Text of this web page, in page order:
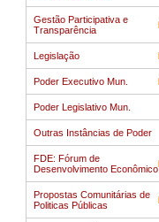
Gestão Participativa e
Transparência
Legislação
Poder Executivo Mun.
Poder Legislativo Mun.
Outras Instâncias de Poder
FDE: Fórum de
Desenvolvimento Econômico
Propostas Comunitárias de
Politicas Públicas